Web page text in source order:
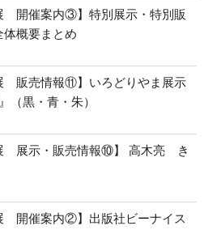
開催案内③】特別展示・特別販
概要まとめ
販売情報⑪】いろどりやま展示
（黒・青・朱）
展示・販売情報⑩】 高木亮 き
開催案内②】出版社ビーナイス